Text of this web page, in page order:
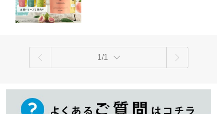
1/1